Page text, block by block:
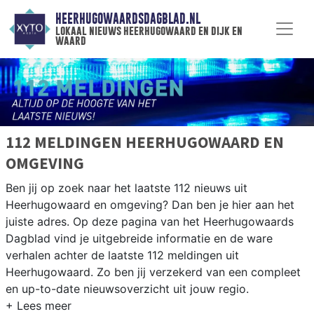
HEERHUGOWAARDSDAGBLAD.NL
lokaal nieuws heerhugowaard en dijk en
waard
112 MELDINGEN HEERHUGOWAARD EN
OMGEVING
Ben jij op zoek naar het laatste 112 nieuws uit
Heerhugowaard en omgeving? Dan ben je hier aan het
juiste adres. Op deze pagina van het Heerhugowaards
Dagblad vind je uitgebreide informatie en de ware
verhalen achter de laatste 112 meldingen uit
Heerhugowaard. Zo ben jij verzekerd van een compleet
en up-to-date nieuwsoverzicht uit jouw regio.